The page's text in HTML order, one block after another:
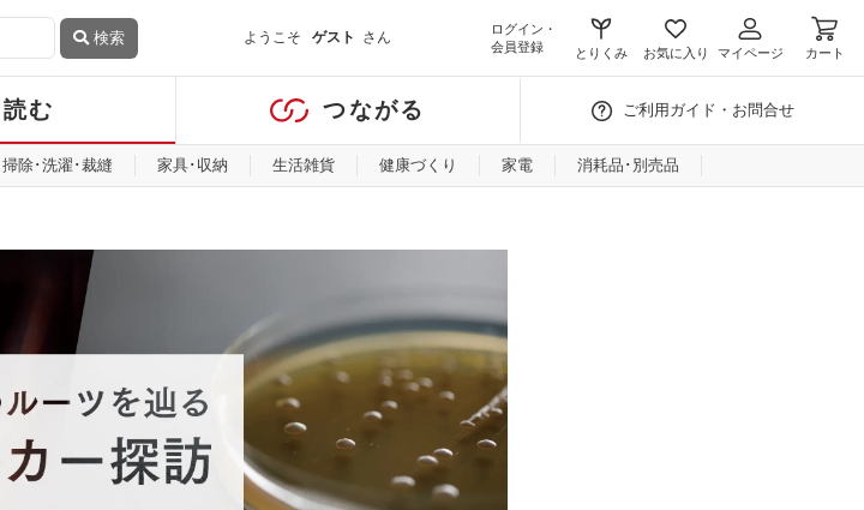
検索 ようこそ ゲスト さん
ログイン・
会員登録
とりくみ お気に入り マイページ カート
読む つながる ご利用ガイド・お問合せ
掃除･洗濯･裁縫 家具･収納 生活雑貨 健康づくり 家電 消耗品･別売品